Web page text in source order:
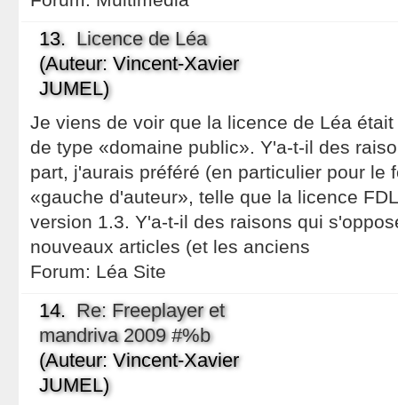
13. Licence de Léa
(Auteur: Vincent-Xavier
JUMEL)
Je viens de voir que la licence de Léa
de type «domaine public». Y'a-t-il des
part, j'aurais préféré (en particulier pour le
«gauche d'auteur», telle que la licence
version 1.3. Y'a-t-il des raisons qui
nouveaux articles (et les anciens
Forum: Léa Site
14. Re: Freeplayer et
mandriva 2009 #%b
(Auteur: Vincent-Xavier
JUMEL)